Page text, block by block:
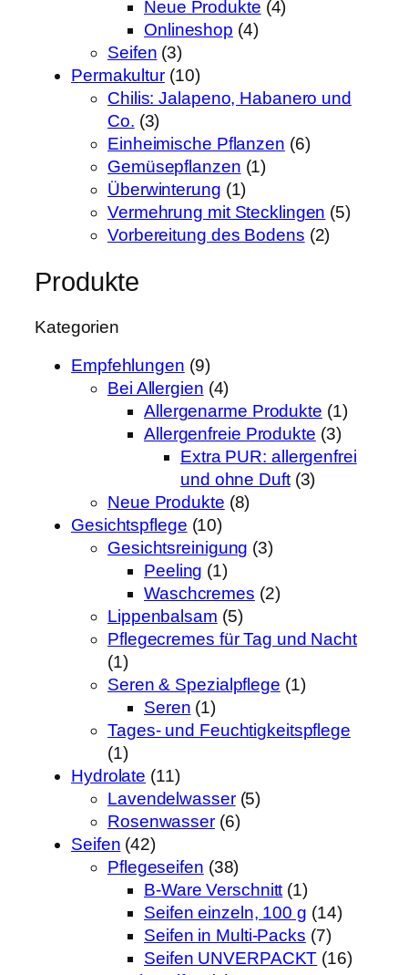
Neue Produkte (4)
Onlineshop (4)
Seifen (3)
Permakultur(10)
Chilis: Jalapeno, Habanero und
Co. (3)
Einheimische Pflanzen (6)
Gemüsepflanzen (1)
Überwinterung (1)
Vermehrung mit Stecklingen (5)
Vorbereitung des Bodens (2)
Produkte
Kategorien
Empfehlungen (9)
Bei Allergien (4)
Allergenarme Produkte (1)
Allergenfreie Produkte (3)
Extra PUR: allergenfrei
und ohne Duft(3)
Neue Produkte (8)
Gesichtspflege (10)
Gesichtsreinigung (3)
Peeling (1)
Waschcremes (2)
Lippenbalsam (5)
Pflegecremes für Tag und Nacht
(1)
Seren & Spezialpflege (1)
Seren (1)
Tages- und Feuchtigkeitspflege
(1)
Hydrolate (11)
Lavendelwasser(5)
Rosenwasser(6)
Seifen (42)
Pflegeseifen (38)
B-Ware Verschnitt (1)
Seifen einzeln, 100 g (14)
Seifen in Multi-Packs (7)
Seifen UNVERPACKT (16)